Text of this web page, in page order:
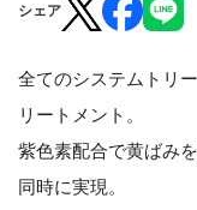
シェア
全てのシステムトリ
リートメント。
紫色素配合で黄ばみ
同時に実現。